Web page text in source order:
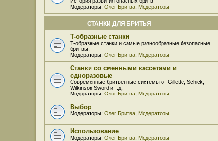
Модераторы: Олег Бритва Модераторы
СТАНКИ ДЛЯ БРИТЬЯ
Т-образные станки
Т-образные станки и самые разнообразные безопасные
бритвы.
Модераторы: Олег Бритва Модераторы
Станки со сменными кассетами и
одноразовые
Современные бритвенные системы от Gillette, Schick,
Wilkinson Sword и т.д.
Модераторы: Олег Бритва Модераторы
Выбор
Модераторы: Олег Бритва Модераторы
Использование
Модераторы: Олег Бритва Модераторы